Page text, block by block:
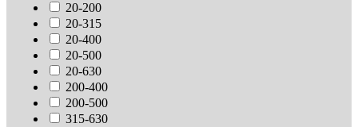
20-200
20-315
20-400
20-500
20-630
200-400
200-500
315-630